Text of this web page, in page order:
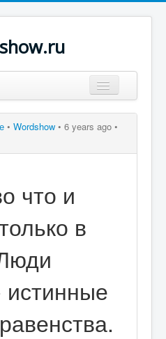
• Wordshow • 6 years ago •
что и
в
истинные